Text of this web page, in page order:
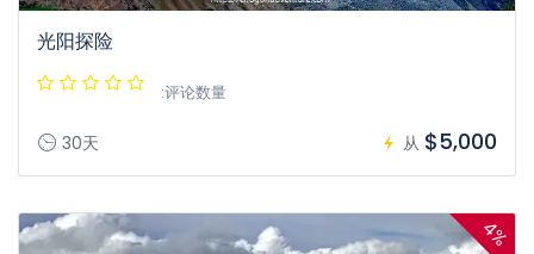
光阳探险
:评论数量
30天 从 $5,000
4%